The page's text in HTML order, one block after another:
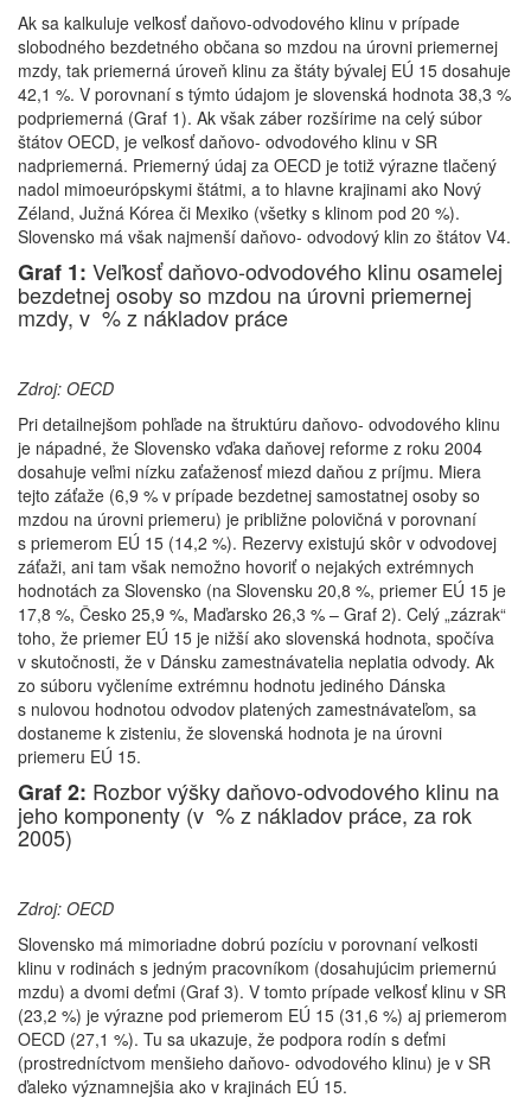
Ak sa kalkuluje veľkosť daňovo-odvodového klinu v prípade
slobodného bezdetného občana so mzdou na úrovni priemernej
mzdy, tak priemerná úroveň klinu za štáty bývalej EÚ 15 dosahuje
42,1 %. V porovnaní s týmto údajom je slovenská hodnota 38,3 %
podpriemerná (Graf 1). Ak však záber rozšírime na celý súbor
štátov OECD, je veľkosť daňovo- odvodového klinu v SR
nadpriemerná. Priemerný údaj za OECD je totiž výrazne tlačený
nadol mimoeurópskymi štátmi, a to hlavne krajinami ako Nový
Zéland, Južná Kórea či Mexiko (všetky s klinom pod 20 %).
Slovensko má však najmenší daňovo- odvodový klin zo štátov V4.
Graf 1: Veľkosť daňovo-odvodového klinu osamelej
bezdetnej osoby so mzdou na úrovni priemernej
mzdy, v % z nákladov práce
Zdroj: OECD
Pri detailnejšom pohľade na štruktúru daňovo- odvodového klinu
je nápadné, že Slovensko vďaka daňovej reforme z roku 2004
dosahuje veľmi nízku zaťaženosť miezd daňou z príjmu. Miera
tejto záťaže (6,9 % v prípade bezdetnej samostatnej osoby so
mzdou na úrovni priemeru) je približne polovičná v porovnaní
s priemerom EÚ 15 (14,2 %). Rezervy existujú skôr v odvodovej
záťaži, ani tam však nemožno hovoriť o nejakých extrémnych
hodnotách za Slovensko (na Slovensku 20,8 %, priemer EÚ 15 je
17,8 %, Česko 25,9 %, Maďarsko 26,3 % – Graf 2). Celý „zázrak“
toho, že priemer EÚ 15 je nižší ako slovenská hodnota, spočíva
v skutočnosti, že v Dánsku zamestnávatelia neplatia odvody. Ak
zo súboru vyčleníme extrémnu hodnotu jediného Dánska
s nulovou hodnotou odvodov platených zamestnávateľom, sa
dostaneme k zisteniu, že slovenská hodnota je na úrovni
priemeru EÚ 15.
Graf 2: Rozbor výšky daňovo-odvodového klinu na
jeho komponenty (v % z nákladov práce, za rok
2005)
Zdroj: OECD
Slovensko má mimoriadne dobrú pozíciu v porovnaní veľkosti
klinu v rodinách s jedným pracovníkom (dosahujúcim priemernú
mzdu) a dvomi deťmi (Graf 3). V tomto prípade veľkosť klinu v SR
(23,2 %) je výrazne pod priemerom EÚ 15 (31,6 %) aj priemerom
OECD (27,1 %). Tu sa ukazuje, že podpora rodín s deťmi
(prostredníctvom menšieho daňovo- odvodového klinu) je v SR
ďaleko významnejšia ako v krajinách EÚ 15.